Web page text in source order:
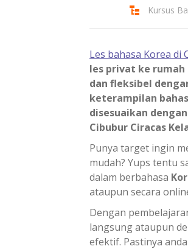
Kursus
Les bahasa Korea di
les privat ke rumah
dan fleksibel
keterampilan
disesuaikan
Cibubur Ciracas
Punya target ingin
mudah? Yups tentu
dalam berbahasa
ataupun secara
Dengan
langsung ataupun
efektif. Pastinya